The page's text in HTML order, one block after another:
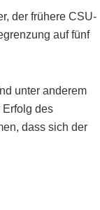
der frühere CSU-
auf fünf
unter anderem
des
dass sich der